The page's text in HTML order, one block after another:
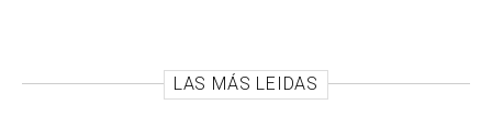
LAS MÁS LEIDAS